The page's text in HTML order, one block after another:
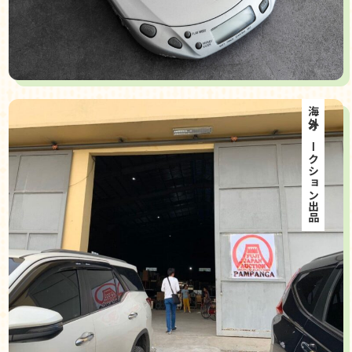
海外オークション出品